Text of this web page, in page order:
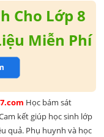
Cho Lớp 8
Miễn Phí
Học bám sát
kết giúp học sinh lớp
quả. Phụ huynh và học